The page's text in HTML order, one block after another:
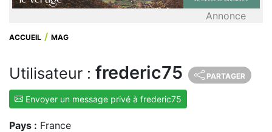
Annonce
ACCUEIL MAG
Utilisateur : frederic75 PARTAGER
Envoyer un message privé à frederic75
Pays : France